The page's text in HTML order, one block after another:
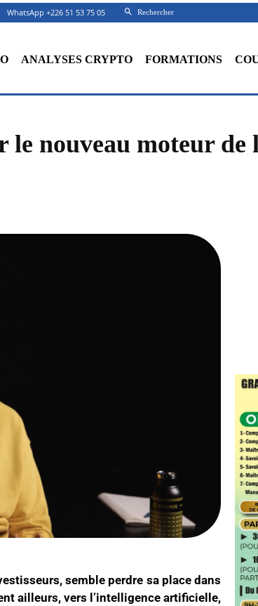
WhatsApp +226 51 53 75 05 Rechercher
ANALYSES CRYPTO FORMATIONS
nouveau moteur de
semble perdre sa place dans
ailleurs, vers l’intelligence artificielle,